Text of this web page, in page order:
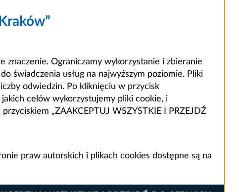
znaczenie. Ograniczamy wykorzystanie i zbieranie
świadczenia usług na najwyższym poziomie. Pliki
odwiedzin. Po kliknięciu w przycisk
celów wykorzystujemy pliki cookie, i
„ZAAKCEPTUJ WSZYSTKIE I PRZEJDŹ
praw autorskich i plikach cookies dostępne są na